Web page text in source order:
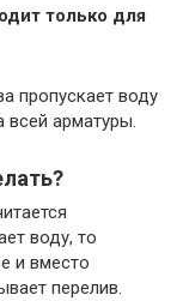
только для
пропускает воду
всей арматуры.
воду, то
и вместо
перелив.